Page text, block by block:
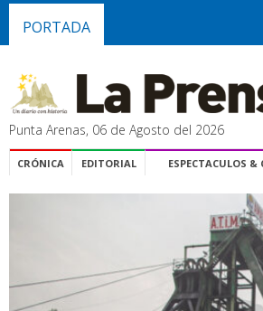
PORTADA
Punta Arenas, 06 de Agosto del 2026
CRÓNICA EDITORIAL ESPECTACULOS &